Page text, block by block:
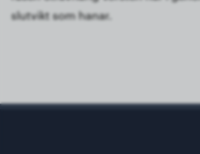
slutvikt som hanar.